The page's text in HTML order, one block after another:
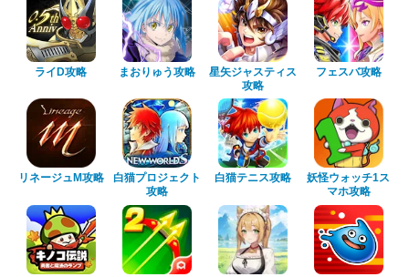
ライD攻略 まおりゅう攻略
星矢ジャスティス
攻略
フェスバ攻略
リネージュM攻略
白猫プロジェクト
攻略
白猫テニス攻略
妖怪ウォッチ1ス
マホ攻略